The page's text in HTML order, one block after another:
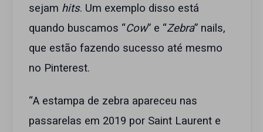
sejam hits. Um exemplo disso está
quando buscamos “Cow” e “Zebra” nails,
que estão fazendo sucesso até mesmo
no Pinterest.
“A estampa de zebra apareceu nas
passarelas em 2019 por Saint Laurent e